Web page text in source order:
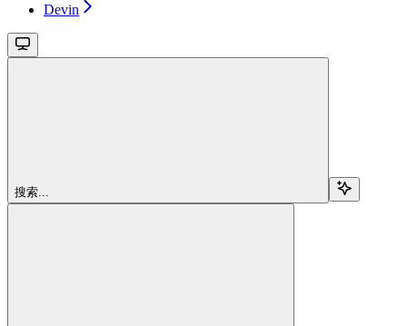
Devin
搜索...